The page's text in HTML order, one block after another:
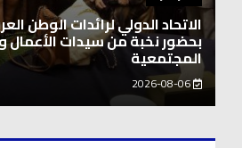
اخبار العرب
اغنيتين وطنيتين جميلتين للفنان
بركات
2026-08-06